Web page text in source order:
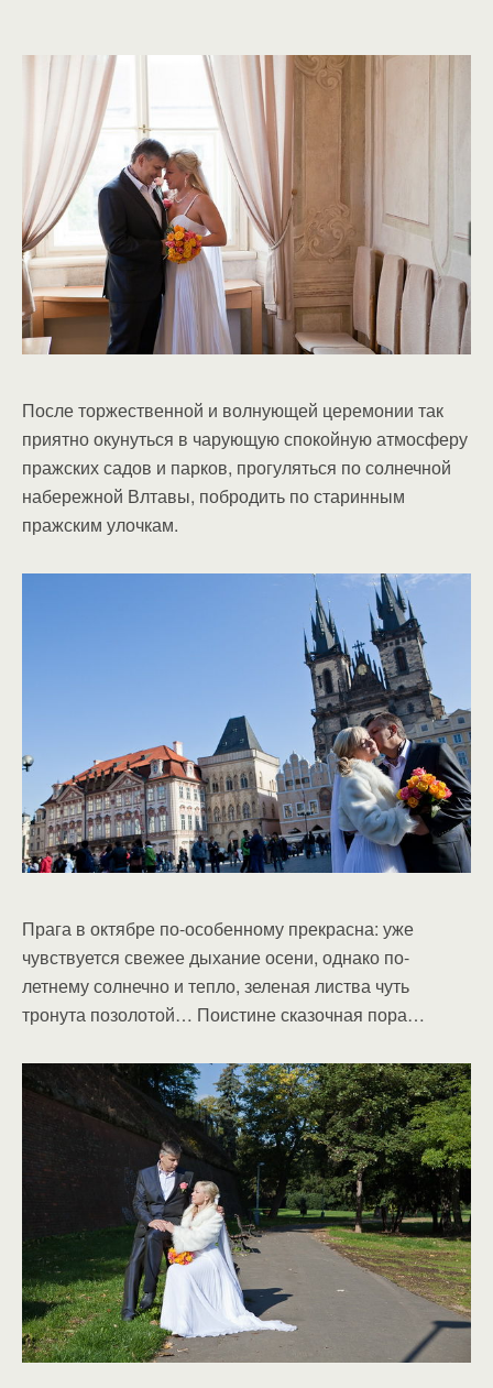
После торжественной и волнующей церемонии так
приятно окунуться в чарующую спокойную атмосферу
пражских садов и парков, прогуляться по солнечной
набережной Влтавы, побродить по старинным
пражским улочкам.
Прага в октябре по-особенному прекрасна: уже
чувствуется свежее дыхание осени, однако по-
летнему солнечно и тепло, зеленая листва чуть
тронута позолотой… Поистине сказочная пора…